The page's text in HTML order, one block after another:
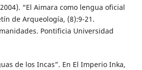
“El Aimara como lengua oficial
de Arqueología, (8):9-21.
Pontificia Universidad
de los Incas”. En El Imperio Inka,